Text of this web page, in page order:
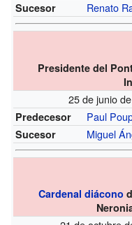
Sucesor Renato
Presidente del
25 de junio
Predecesor Paul
Sucesor Miguel
Cardenal diácono